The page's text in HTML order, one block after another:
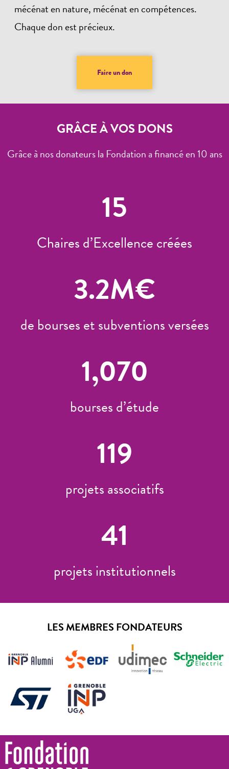
mécénat en nature, mécénat en compétences.
Chaque don est précieux.
Faire un don
GRÂCE À VOS DONS
Grâce à nos donateurs la Fondation a financé en 10 ans
15
Chaires d’Excellence créées
3.2M€
de bourses et subventions versées
1,070
bourses d’étude
119
projets associatifs
41
projets institutionnels
LES MEMBRES FONDATEURS